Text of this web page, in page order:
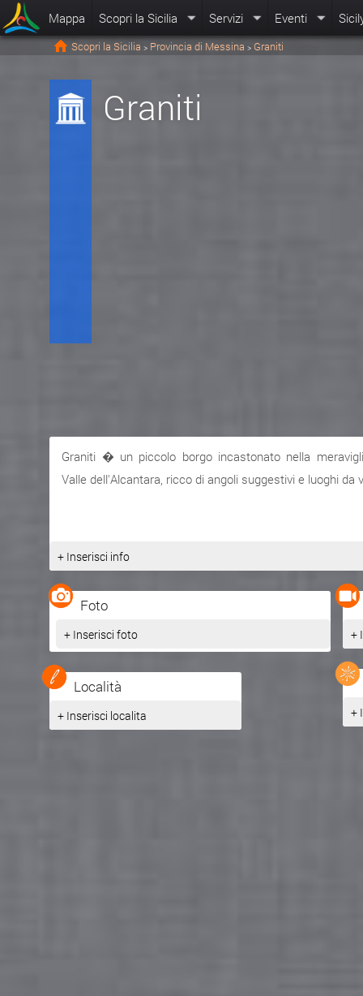
Mappa Scopri la Sicilia Servizi Eventi
Scopri la Sicilia > Provincia di Messina > Graniti
Graniti
Graniti � un piccolo borgo incastonato nella
Valle dell'Alcantara, ricco di angoli suggestivi e luoghi da
+ Inserisci info
Foto
+ Inserisci foto
Località
+ Inserisci localita
+
+